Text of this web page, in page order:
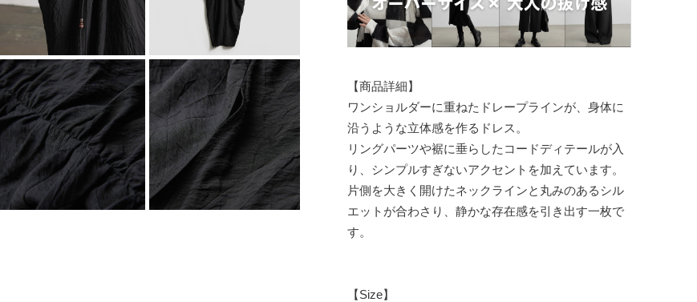
【商品詳細】
ワンショルダーに重ねたドレープラインが、身体に
沿うような立体感を作るドレス。
リングパーツや裾に垂らしたコードディテールが入
り、シンプルすぎないアクセントを加えています。
片側を大きく開けたネックラインと丸みのあるシル
エットが合わさり、静かな存在感を引き出す一枚で
す。
【Size】